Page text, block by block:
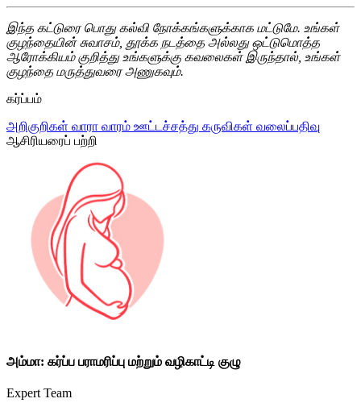
இந்த கட்டுரை பொது கல்வி நோக்கங்களுக்காக மட்டுமே. உங்கள்
குழந்தையின் சுவாசம், தூக்க நடத்தை அல்லது ஒட்டுமொத்த
ஆரோக்கியம் குறித்து உங்களுக்கு கவலைகள் இருந்தால், உங்கள்
குழந்தை மருத்துவரை அணுகவும்.
கர்ப்பம்
அறிகுறிகள் வாரா வாரம் ஊட்டச்சத்து கருவிகள் வலைப்பதிவு
ஆசிரியரைப் பற்றி
அம்மா: கர்ப்ப பராமரிப்பு மற்றும் வழிகாட்டி குழு
Expert Team